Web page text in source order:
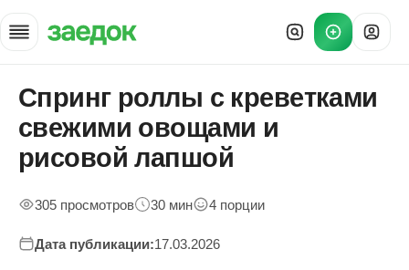
Главная
»
Рецепты
Вьетнамские спринг роллы с креветками
Спринг роллы с креветками
свежими овощами и
рисовой лапшой
305 просмотров 30 мин 4 порции
Дата публикации:17.03.2026